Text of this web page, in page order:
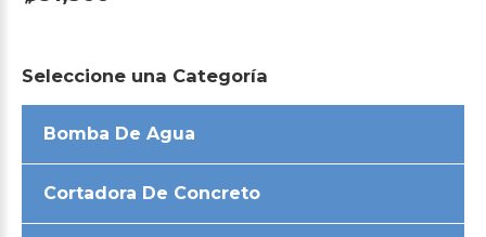
Seleccione una Categoría
Bomba De Agua
Cortadora De Concreto